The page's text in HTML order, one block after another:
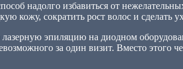
надолго избавиться от
кожу, сократить рост волос и сделать
эпиляцию на диодном
за один визит. Вместо этого